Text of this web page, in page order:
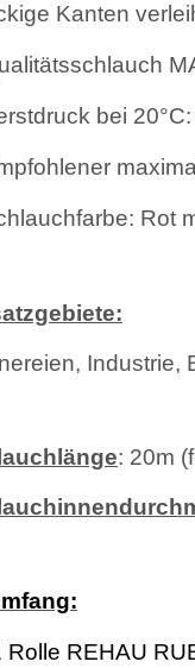
Kanten
bei
Rot
Industrie,
: 20m
Rolle REHAU